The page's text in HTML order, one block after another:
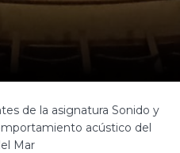
de la asignatura Sonido y
acústico del
Mar